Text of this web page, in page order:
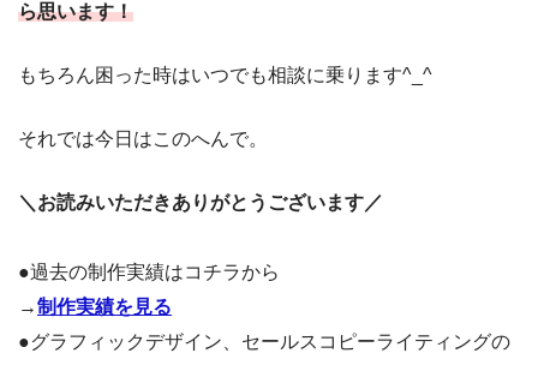
ら思います！
もちろん困った時はいつでも相談に乗ります^_^
それでは今日はこのへんで。
＼お読みいただきありがとうございます／
●過去の制作実績はコチラから
→制作実績を見る
●グラフィックデザイン、セールスコピーライティングの